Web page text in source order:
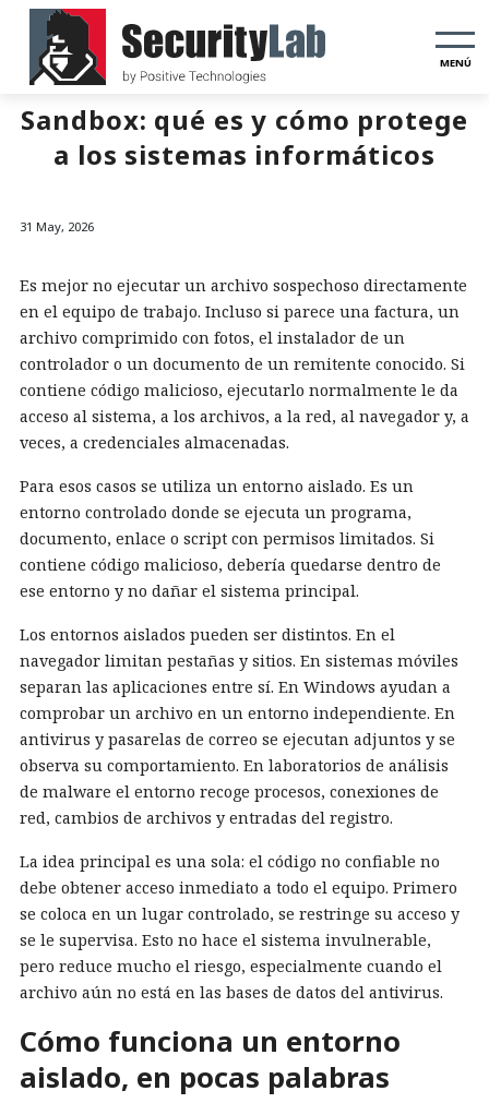
MENÚ
Sandbox: qué es y cómo protege
a los sistemas informáticos
31 May, 2026
Es mejor no ejecutar un archivo sospechoso directamente
en el equipo de trabajo. Incluso si parece una factura, un
archivo comprimido con fotos, el instalador de un
controlador o un documento de un remitente conocido. Si
contiene código malicioso, ejecutarlo normalmente le da
acceso al sistema, a los archivos, a la red, al navegador y, a
veces, a credenciales almacenadas.
Para esos casos se utiliza un entorno aislado. Es un
entorno controlado donde se ejecuta un programa,
documento, enlace o script con permisos limitados. Si
contiene código malicioso, debería quedarse dentro de
ese entorno y no dañar el sistema principal.
Los entornos aislados pueden ser distintos. En el
navegador limitan pestañas y sitios. En sistemas móviles
separan las aplicaciones entre sí. En Windows ayudan a
comprobar un archivo en un entorno independiente. En
antivirus y pasarelas de correo se ejecutan adjuntos y se
observa su comportamiento. En laboratorios de análisis
de malware el entorno recoge procesos, conexiones de
red, cambios de archivos y entradas del registro.
La idea principal es una sola: el código no confiable no
debe obtener acceso inmediato a todo el equipo. Primero
se coloca en un lugar controlado, se restringe su acceso y
se le supervisa. Esto no hace el sistema invulnerable,
pero reduce mucho el riesgo, especialmente cuando el
archivo aún no está en las bases de datos del antivirus.
Cómo funciona un entorno
aislado, en pocas palabras